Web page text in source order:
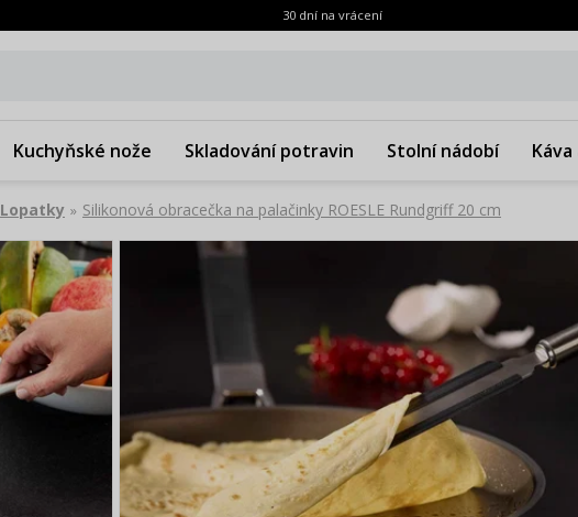
30 dní na vrácení
Kuchyňské nože Skladování potravin Stolní nádobí Káva
Lopatky » Silikonová obracečka na palačinky ROESLE Rundgriff 20 cm